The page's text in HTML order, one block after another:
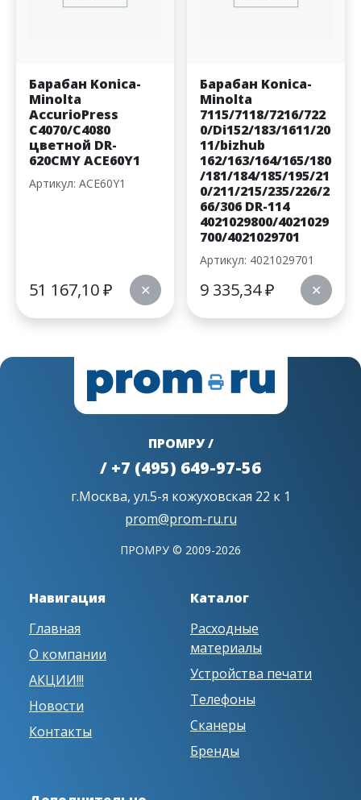
Барабан Konica-
Minolta
AccurioPress
C4070/C4080
цветной DR-
620CMY ACE60Y1
Артикул: ACE60Y1
51 167,10₽ ✕
Барабан Konica-
Minolta
7115/7118/7216/722
0/Di152/183/1611/20
11/bizhub
162/163/164/165/180
/181/184/185/195/21
0/211/215/235/226/2
66/306 DR-114
4021029800/4021029
700/4021029701
Артикул: 4021029701
9 335,34₽ ✕
ПРОМРУ /
/ +7 (495) 649-97-56
г.Москва, ул.5-я кожуховская 22 к 1
prom@prom-ru.ru
ПРОМРУ © 2009-2026
Навигация
Главная
О компании
АКЦИИ!!!
Новости
Контакты
Каталог
Расходные
материалы
Устройства печати
Телефоны
Сканеры
Бренды